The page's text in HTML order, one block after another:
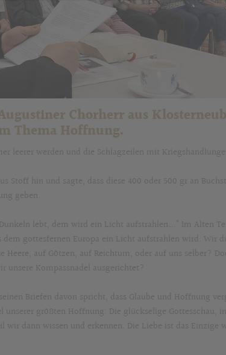
Chorherr aus
Thema Hoffnung.
leerer werden und die Schlagzeilen mit
Stoff hin und sagte, dass diese 400 oder 500 gr an
geben.
lebt, dem wird ein Licht aufstrahlen….“ Im Alten
gottesfernen Europa ein Licht aufstrahlen wird. Wir
auf Götzen, auf Reichtum, oder auf uns selber?
Kompassnadel ausgerichtet?
Briefen davon spricht, dass Glaube und Hoffnung
größten Hoffnung: Die glückselige Gottesschau,
dann wissen und erkennen. Die Liebe ist das Einzige